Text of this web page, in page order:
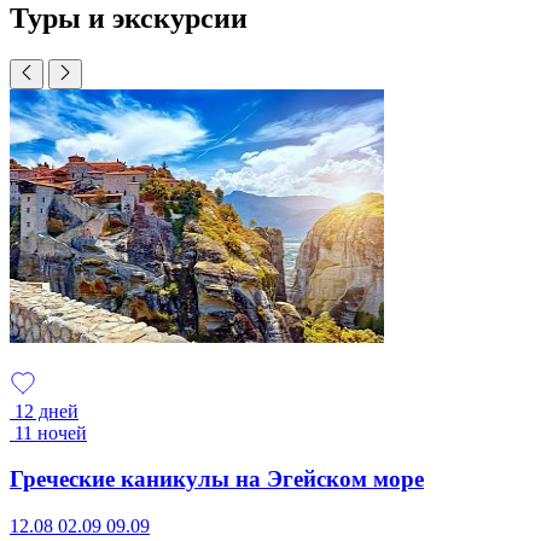
Туры и экскурсии
12 дней
11 ночей
Греческие каникулы на Эгейском море
12.08 02.09 09.09